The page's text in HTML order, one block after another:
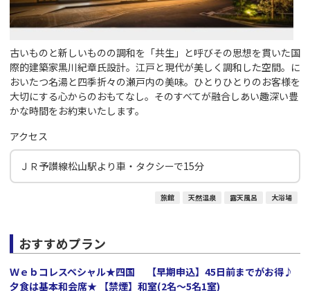
古いものと新しいものの調和を「共生」と呼びその思想を貫いた国
際的建築家黒川紀章氏設計。江戸と現代が美しく調和した空間。に
おいたつ名湯と四季折々の瀬戸内の美味。ひとりひとりのお客様を
大切にする心からのおもてなし。そのすべてが融合しあい趣深い豊
かな時間をお約束いたします。
アクセス
ＪＲ予讃線松山駅より車・タクシーで15分
旅館 天然温泉 露天風呂 大浴場
おすすめプラン
Ｗｅｂコレスペシャル★四国 【早期申込】45日前までがお得♪
夕食は基本和会席★ 【禁煙】和室(2名～5名1室)